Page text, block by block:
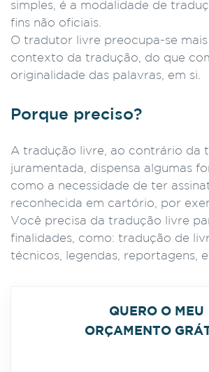
simples, é a modalidade de
fins não oficiais.
O tradutor livre preocupa-se
contexto da tradução, do que
originalidade das palavras, em si.
Porque preciso?
A tradução livre, ao contrário da
juramentada, dispensa algumas
como a necessidade de ter
reconhecida em cartório, por
Você precisa da tradução livre
finalidades, como: tradução de
técnicos, legendas, reportagens,
QUERO O MEU
ORÇAMENTO